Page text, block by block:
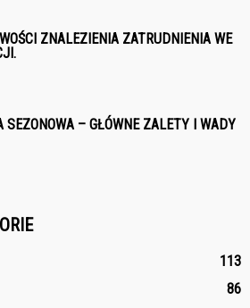
ZNALEZIENIA ZATRUDNIENIA WE
SEZONOWA – GŁÓWNE ZALETY I WADY
113
86